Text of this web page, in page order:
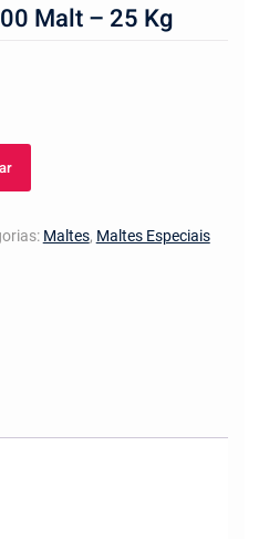
Malt – 25 Kg
Maltes, Maltes Especiais